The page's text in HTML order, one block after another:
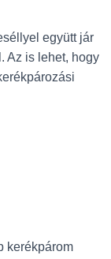
együtt jár
Az is lehet, hogy